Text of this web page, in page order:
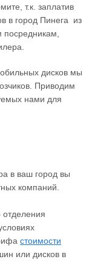
т.к. заплатив
в город Пинега из
дисков мы
Приводим
нами для
в ваш город вы
компаний.
отделения
стоимости
или дисков в